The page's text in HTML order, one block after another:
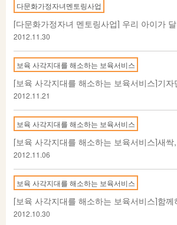
다문화가정자녀멘토링사업
2012.11.30
보육 사각지대를 해소하는 보육서비스
2012.11.21
보육 사각지대를 해소하는 보육서비스
[보육 사각지대를 해소하는 보육서비스]새
2012.11.06
보육 사각지대를 해소하는 보육서비스
2012.10.30